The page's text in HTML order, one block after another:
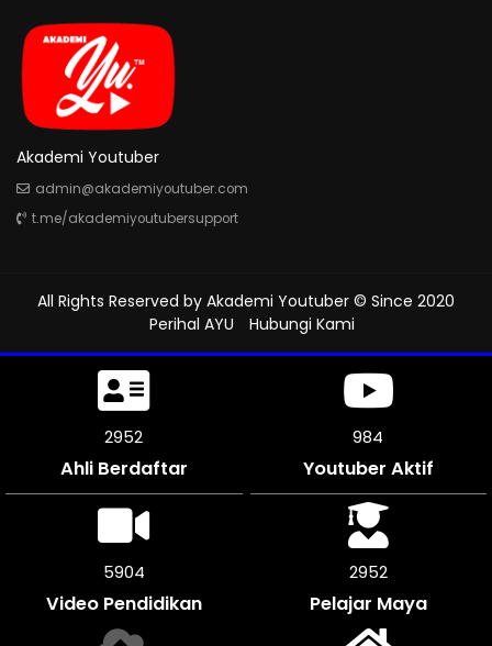
Akademi Youtuber
admin@akademiyoutuber.com
t.me/akademiyoutubersupport
All Rights Reserved by Akademi Youtuber © Since 2020
Perihal AYU
Hubungi Kami
3387
Ahli Berdaftar
1129
Youtuber Aktif
6774
Video Pendidikan
3384
Pelajar Maya